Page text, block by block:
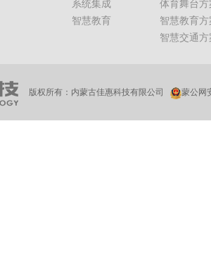
系统集成
智慧教育
体育舞台方
智慧教育方
智慧交通方
版权所有：内蒙古佳惠科技有限公司 蒙公网